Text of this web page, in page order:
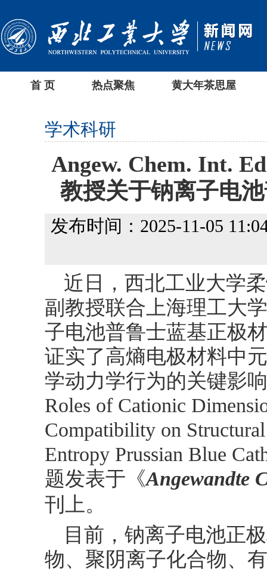
首 页 热点聚焦 黄大年茶思屋
学术科研
Angew. Chem. Int.
教授关于钠离子电
发布时间：2025-11-05
近日，西北工业大学
副教授联合上海理工大
子电池普鲁士蓝基正极
证实了高熵电极材料中
学动力学行为的关键影
Roles of Cationic
Compatibility on
Entropy Prussian Blue
题发表于《Angewandte
刊上。
目前，钠离子电池正
物、聚阴离子化合物、